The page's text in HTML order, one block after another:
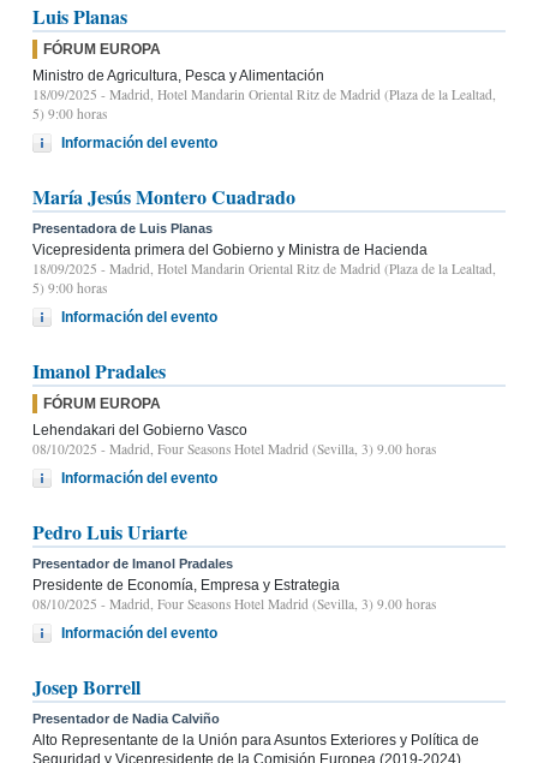
Luis Planas
FÓRUM EUROPA
Ministro de Agricultura, Pesca y Alimentación
18/09/2025 - Madrid, Hotel Mandarin Oriental Ritz de Madrid (Plaza de la Lealtad,
5) 9:00 horas
Información del evento
María Jesús Montero Cuadrado
Presentadora de Luis Planas
Vicepresidenta primera del Gobierno y Ministra de Hacienda
18/09/2025 - Madrid, Hotel Mandarin Oriental Ritz de Madrid (Plaza de la Lealtad,
5) 9:00 horas
Información del evento
Imanol Pradales
FÓRUM EUROPA
Lehendakari del Gobierno Vasco
08/10/2025 - Madrid, Four Seasons Hotel Madrid (Sevilla, 3) 9.00 horas
Información del evento
Pedro Luis Uriarte
Presentador de Imanol Pradales
Presidente de Economía, Empresa y Estrategia
08/10/2025 - Madrid, Four Seasons Hotel Madrid (Sevilla, 3) 9.00 horas
Información del evento
Josep Borrell
Presentador de Nadia Calviño
Alto Representante de la Unión para Asuntos Exteriores y Política de
Seguridad y Vicepresidente de la Comisión Europea (2019-2024)